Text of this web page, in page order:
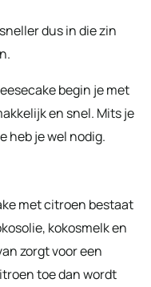
dus in die zin
begin je met
en snel. Mits je
heb je wel nodig.
met citroen bestaat
kokosmelk en
zorgt voor een
toe dan wordt